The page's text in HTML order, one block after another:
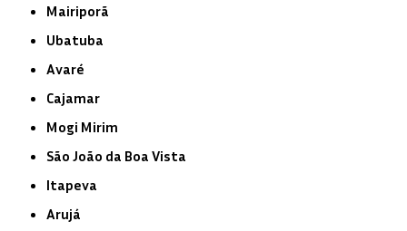
Mairiporã
Ubatuba
Avaré
Cajamar
Mogi Mirim
São João da Boa Vista
Itapeva
Arujá